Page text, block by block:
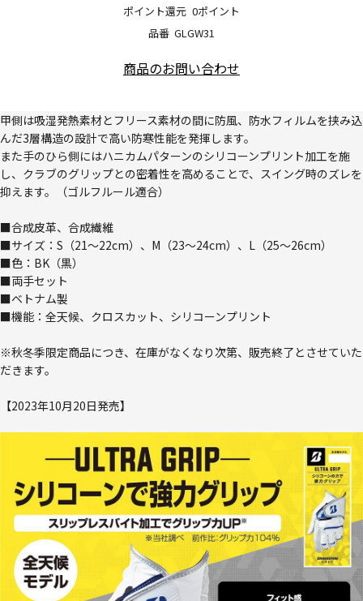
品番 GLGW31
ポイント還元 0ポイント
商品のお問い合わせ
甲側は吸湿発熱素材とフリース素材の間に防風、防水フィルムを挟み込
んだ3層構造の設計で高い防寒性能を発揮します。
また手のひら側にはハニカムパターンのシリコーンプリント加工を施
し、クラブのグリップとの密着性を高めることで、スイング時のズレを
抑えます。（ゴルフルール適合）
■合成皮革、合成繊維
■サイズ：S（21～22cm）、M（23～24cm）、L（25～26cm）
■色：BK（黒）
■両手セット
■ベトナム製
■機能：全天候、クロスカット、シリコーンプリント
※秋冬季限定商品につき、在庫がなくなり次第、販売終了とさせていた
だきます。
【2023年10月20日発売】